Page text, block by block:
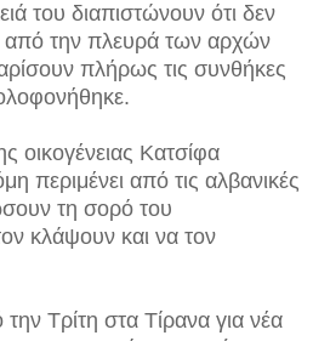
του διαπιστώνουν ότι δεν
από την πλευρά των αρχών
πλήρως τις συνθήκες
οικογένειας Κατσίφα
περιμένει από τις αλβανικές
τη σορό του
κλάψουν και να τον
Τρίτη στα Τίρανα για νέα